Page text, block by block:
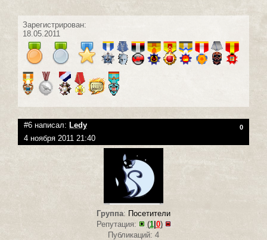
Зарегистрирован:
18.05.2011
#6 написал: Ledy 0
4 ноября 2011 21:40
Группа: Посетители
Репутация:
(1|0)
Публикаций: 4